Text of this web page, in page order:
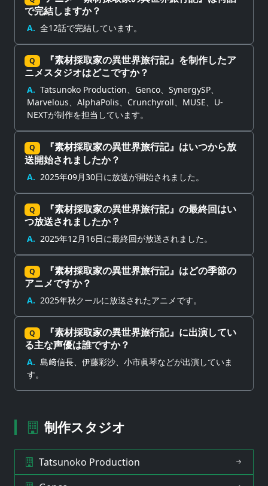
で完結しますか？
A. 全12話で完結しています。
Q
『素材採取家の異世界旅行記』を制作したア
ニメスタジオはどこですか？
A. Tatsunoko Production、Genco、SynergySP、
Marvelous、AlphaPolis、Crunchyroll、MUSE、U-
NEXTが制作を担当しています。
Q
『素材採取家の異世界旅行記』はいつから放
送開始されましたか？
A. 2025年09月30日に放送が開始されました。
Q
『素材採取家の異世界旅行記』の最終回はい
つ放送されましたか？
A. 2025年12月16日に最終回が放送されました。
Q
『素材採取家の異世界旅行記』はどの季節の
アニメですか？
A. 2025年秋クールに放送されたアニメです。
Q
『素材採取家の異世界旅行記』に出演してい
る主な声優は誰ですか？
A. 島﨑信長、伊藤彩沙、小市眞琴などが出演していま
す。
制作スタジオ
Tatsunoko Production